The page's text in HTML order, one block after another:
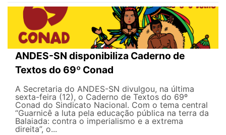
ANDES-SN disponibiliza Caderno de
Textos do 69º Conad
A Secretaria do ANDES-SN divulgou, na última
sexta-feira (12), o Caderno de Textos do 69º
Conad do Sindicato Nacional. Com o tema central
“Guarnicê a luta pela educação pública na terra da
Balaiada: contra o imperialismo e a extrema
direita”, o...